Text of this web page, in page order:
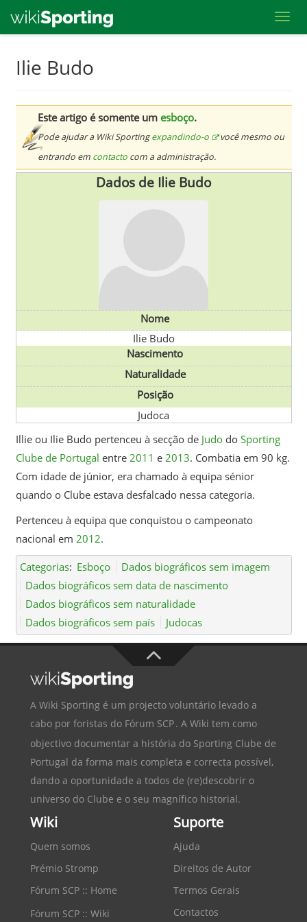
Ilie Budo
Este artigo é somente um esboço.
Pode ajudar a Wiki Sportingexpandindo-o
você mesmo ou
entrando em contactocom a administração.
Dados de Ilie Budo
Nome
Ilie Budo
Nascimento
Naturalidade
Posição
Judoca
Illie ou Ilie Budo pertenceu à secção de Judodo Sporting
Clube de Portugal entre 2011 e 2013. Combatia em 90 kg.
Com idade de júnior, era chamado à equipa sénior
quando o Clube estava desfalcado nessa categoria.
Pertenceu à equipa que conquistou o campeonato
nacional em 2012.
Categorias: Esboço
Dados biográficos sem imagem
Dados biográficos sem data de nascimento
Dados biográficos sem naturalidade
Dados biográficos sem país
Judocas
A Wiki Sporting é um projecto voluntário levado a
cabo por foristas do Fórum SCP. A Wiki tem como
objectivo documentar a história do Sporting Clube de
Portugal da forma mais completa e correcta possível,
dando a oportunidade a todos de (re)descobrir o
universo do Clube e o seu magnífico historial.
Wiki
Quem somos
Prémio Stromp
Fórum SCP :: Home
Fórum SCP :: Wiki
Suporte
Ajuda
Direitos de Autor
Termos Gerais
Contactos